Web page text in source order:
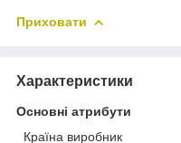
Приховати
Характеристики
Основні атрибути
Країна виробник